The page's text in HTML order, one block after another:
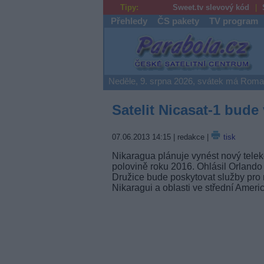
Tipy: Sweet.tv slevový kód
Přehledy ČS pakety TV program
Parabola.cz
Neděle, 9. srpna 2026, svátek má
Satelit Nicasat-1 bude
07.06.2013 14:15| redakce | tisk
Nikaragua plánuje vynést nový
polovině roku 2016. Ohlásil
Družice bude poskytovat služby
Nikaragui a oblasti ve střední